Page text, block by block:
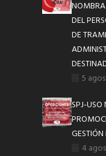
DEL
DE
5
SPJ-USO
4